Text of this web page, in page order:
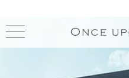
toggle
navigation